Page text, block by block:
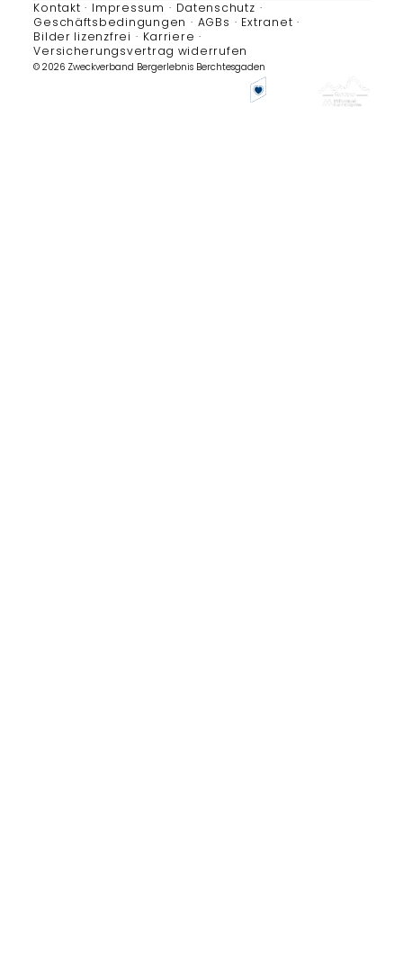
Kontakt Impressum
Datenschutz
Geschäftsbedingungen
AGBs
Extranet
Bilder lizenzfrei
Karriere
Versicherungsvertrag widerrufen
© 2026 Zweckverband Bergerlebnis Berchtesgaden